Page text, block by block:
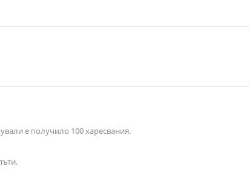
е получило 100 харесвания.